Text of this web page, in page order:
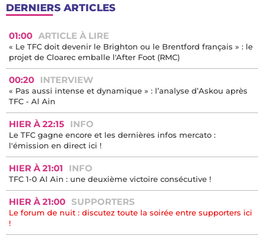
DERNIERS ARTICLES
01:00 ARTICLE À LIRE
« Le TFC doit devenir le Brighton ou le Brentford français » : le
projet de Cloarec emballe l'After Foot (RMC)
00:20 INTERVIEW
« Pas aussi intense et dynamique » : l’analyse d’Askou après
TFC - Al Ain
HIER À 22:15 INFO
Le TFC gagne encore et les dernières infos mercato :
l'émission en direct ici !
HIER À 21:01 INFO
TFC 1-0 Al Ain : une deuxième victoire consécutive !
HIER À 21:00 SUPPORTERS
Le forum de nuit : discutez toute la soirée entre supporters ici
!